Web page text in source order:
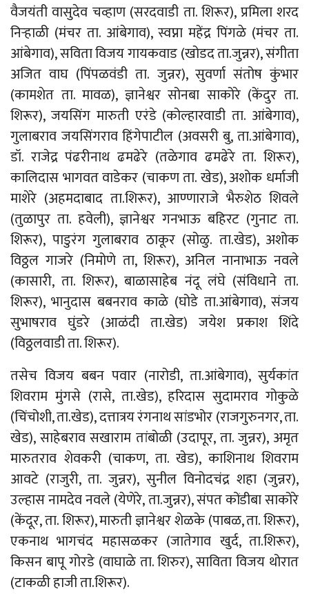
वैजयंती वासुदेव चव्हाण (सरदवाडी ता. शिरूर), प्रमिला शरद
निऱ्हाळी (मंचर ता. आंबेगाव), स्वप्ना महेंद्र पिंगळे (मंचर ता.
आंबेगाव), सविता विजय गायकवाड (खोडद ता.जुन्नर), संगीता
अजित वाघ (पिंपळवंडी ता. जुन्नर), सुवर्णा संतोष कुंभार
(कामशेत ता. मावळ), ज्ञानेश्वर सोनबा साकोरे (केंदुर ता.
शिरूर), जयसिंग मारुती एरंडे (कोल्हारवाडी ता. आंबेगाव),
गुलाबराव जयसिंगराव हिंगेपाटील (अवसरी बु, ता.आंबेगाव),
डॉ. राजेद्र पंढरीनाथ ढमढेरे (तळेगाव ढमढेरे ता. शिरूर),
कालिदास भागवत वाडेकर (चाकण ता. खेड), अशोक धर्माजी
माशेरे (अहमदाबाद ता.शिरूर), आण्णाराजे भैरुशेठ शिवले
(तुळापुर ता. हवेली), ज्ञानेश्वर गनभाऊ बहिरट (गुनाट ता.
शिरूर), पाडुरंग गुलाबराव ठाकूर (सोळु. ता.खेड), अशोक
विठ्ठल गाजरे (निमोणे ता, शिरूर), अनिल नानाभाऊ नवले
(कासारी, ता. शिरूर), बाळासाहेब नंदू लंघे (संविधाने ता.
शिरूर), भानुदास बबनराव काळे (घोडे ता.आंबेगाव), संजय
सुभाषराव घुंडरे (आळंदी ता.खेड) जयेश प्रकाश शिंदे
(विठ्ठलवाडी ता. शिरूर).
तसेच विजय बबन पवार (नारोडी, ता.आंबेगाव), सुर्यकांत
शिवराम मुंगसे (रासे, ता.खेड), हरिदास सुदामराव गोकुळे
(चिंचोशी, ता.खेड), दत्तात्रय रंगनाथ सांडभोर (राजगुरुनगर, ता.
खेड), साहेबराव सखाराम तांबोळी (उदापूर, ता. जुन्नर), अमृत
मारुतराव शेवकरी (चाकण, ता. खेड), काशिनाथ शिवराम
आवटे (राजुरी, ता. जुन्नर), सुनील विनोदचंद्र शहा (जुन्नर),
उल्हास नामदेव नवले (येणेरे, ता.जुन्नर), संपत कोंडीबा साकोरे
(केंदूर, ता. शिरूर), मारुती ज्ञानेश्वर शेळके (पाबळ, ता. शिरूर),
एकनाथ भागचंद महासळकर (जातेगाव खुर्द, ता.शिरूर),
किसन बापू गोरडे (वाघाळे ता. शिरुर), साविता विजय थोरात
(टाकळी हाजी ता.शिरूर).